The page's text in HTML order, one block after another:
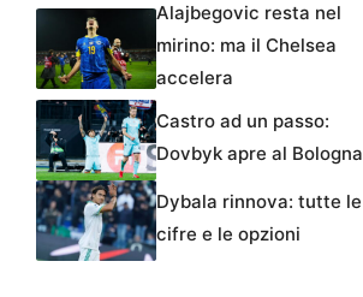
Alajbegovic resta nel
mirino: ma il Chelsea
accelera
Castro ad un passo:
Dovbyk apre al Bologna
Dybala rinnova: tutte le
cifre e le opzioni